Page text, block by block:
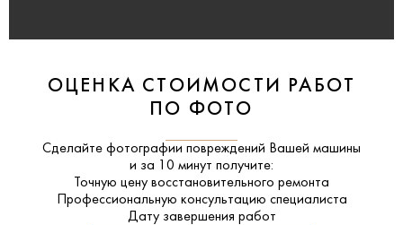
ОЦЕНКА СТОИМОСТИ РАБОТ
ПО ФОТО
Сделайте фотографии повреждений Вашей машины
и за
10 минут получите:
Точную цену восстановительного ремонта
Профессиональную консультацию специалиста
Дату завершения работ